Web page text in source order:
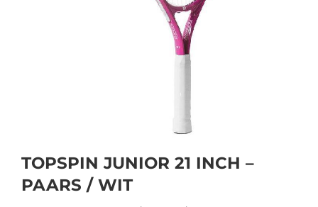
TOPSPIN JUNIOR 21 INCH –
PAARS / WIT